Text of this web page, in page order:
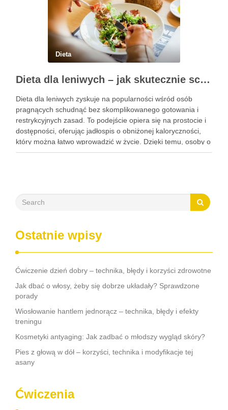
Dieta
Dieta dla leniwych – jak skutecznie schudnąć bez wysiłku?
Dieta dla leniwych zyskuje na popularności wśród osób
pragnących schudnąć bez skomplikowanego gotowania i
restrykcyjnych zasad. To podejście opiera się na prostocie i
dostępności, oferując jadłospis o obniżonej kaloryczności,
który można łatwo wprowadzić w życie. Dzięki temu, osoby o
różnych stylach życia mogą z powodzeniem wprowadzać
Ostatnie wpisy
Ćwiczenie dzień dobry – technika, błędy i korzyści zdrowotne
Jak dbać o włosy, żeby się dobrze układały? Sprawdzone
porady
Wiosłowanie hantlem jednorącz – technika, błędy i efekty
treningu
Kosmetyki antyaging: Jak zadbać o młodszy wygląd skóry?
Pies z głową w dół – korzyści, technika i modyfikacje tej
asany
Ćwiczenia